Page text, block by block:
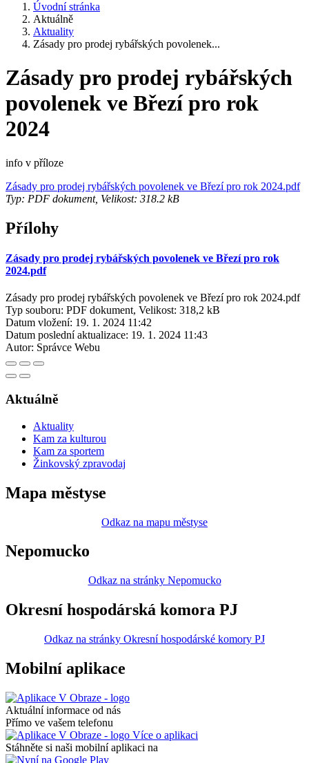
Úvodní stránka
Aktuálně
Aktuality
Zásady pro prodej rybářských povolenek...
Zásady pro prodej rybářských
povolenek ve Březí pro rok
2024
info v příloze
Zásady pro prodej rybářských povolenek ve Březí pro rok 2024.pdf
Typ: PDF dokument, Velikost: 318.2 kB
Přílohy
Zásady pro prodej rybářských povolenek ve Březí pro rok
2024.pdf
Zásady pro prodej rybářských povolenek ve Březí pro rok 2024.pdf
Typ souboru: PDF dokument, Velikost: 318,2 kB
Datum vložení: 19. 1. 2024 11:42
Datum poslední aktualizace: 19. 1. 2024 11:43
Autor: Správce Webu
Aktuálně
Aktuality
Kam za kulturou
Kam za sportem
Žinkovský zpravodaj
Mapa městyse
Odkaz na mapu městyse
Nepomucko
Odkaz na stránky Nepomucko
Okresní hospodárská komora PJ
Odkaz na stránky Okresní hospodárské komory PJ
Mobilní aplikace
Aktuální informace od nás
Přímo ve vašem telefonu
Více o aplikaci
Stáhněte si naši mobilní aplikaci na